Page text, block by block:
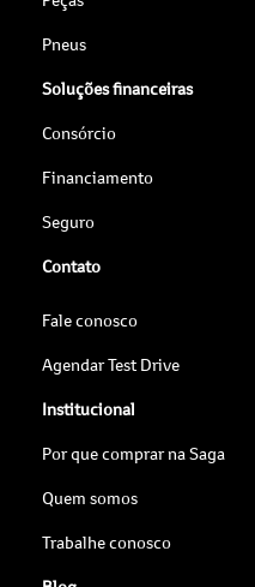
Pneus
Soluções financeiras
Consórcio
Financiamento
Seguro
Contato
Fale conosco
Agendar Test Drive
Institucional
Por que comprar na Saga
Quem somos
Trabalhe conosco